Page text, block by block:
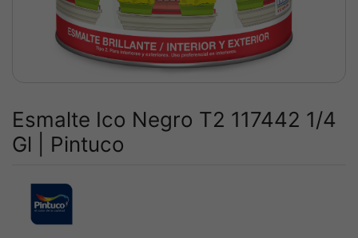
Esmalte Ico Negro T2 117442 1/4
Gl | Pintuco